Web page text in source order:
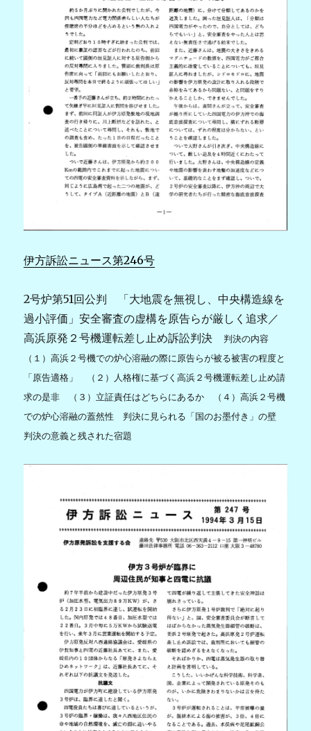
伊方訴訟ニュース第246号
2号炉第51回公判 「大地震を無視し、中央構造線を
過小評価」安全審査の虚構を原告らが厳しく追求／
高浜原発２号機運転差し止め訴訟判決
判決の内容
（１）高浜２号機での炉心溶融の際に原告らが被る被害の程度と
「原告適格」 （２）人格権に基づく高浜２号機運転差し止め請
求の是非 （３）立証責任はどちらにあるか （４）高浜２号機
での炉心溶融の蓋然性 判決に見られる「国のお墨付き」の壁
判決の意義と残された宿題